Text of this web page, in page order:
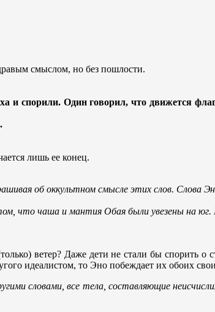
смыслом, но без пошлости.
и спорили. Один говорил, что движется
лишь ее конец.
об оккультном смысле этих слов.
что чаша и мантия Обая были увезены на
ветер? Даже дети не стали бы спорить
идеалистом, то Эно побеждает их обоих
словами, все тела, составляющие